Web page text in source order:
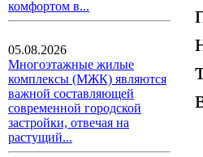
комфортом в...
05.08.2026
Многоэтажные жилые
комплексы (МЖК) являются
важной составляющей
современной городской
застройки, отвечая на
растущий...